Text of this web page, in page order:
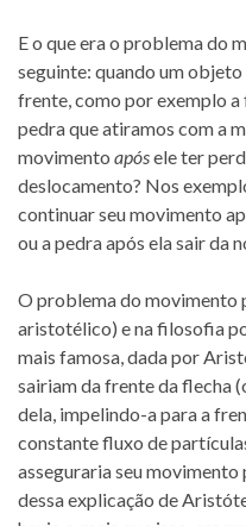
E o que era o problema do
seguinte: quando um
frente, como por exemplo a
pedra que atiramos com a
movimento apósele ter
deslocamento? Nos
continuar seu movimento
ou a pedra após ela sair da
O problema do movimento
aristotélico) e na filosofia
mais famosa, dada por
sairiam da frente da flecha
dela, impelindo-a para a
constante fluxo de
asseguraria seu
dessa explicação de